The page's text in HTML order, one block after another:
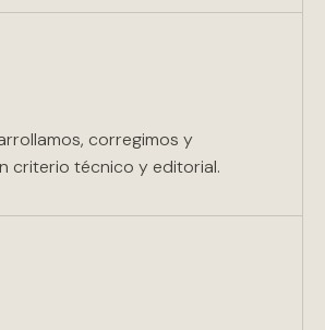
corregimos y
criterio técnico y editorial.